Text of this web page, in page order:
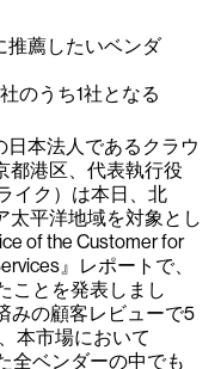
推薦したいベンダ
のうち1社となる
日本法人であるクラウ
都港区、代表執行役
イク）は本日、北
太平洋地域を対象とし
of the Customer for
』レポートで、
ことを発表しまし
みの顧客レビューで5
本市場において
全ベンダーの中でも